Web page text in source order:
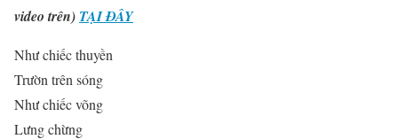
video trên) TẠI ĐÂY
Như chiếc thuyền
Trườn trên sóng
Như chiếc võng
Lưng chừng